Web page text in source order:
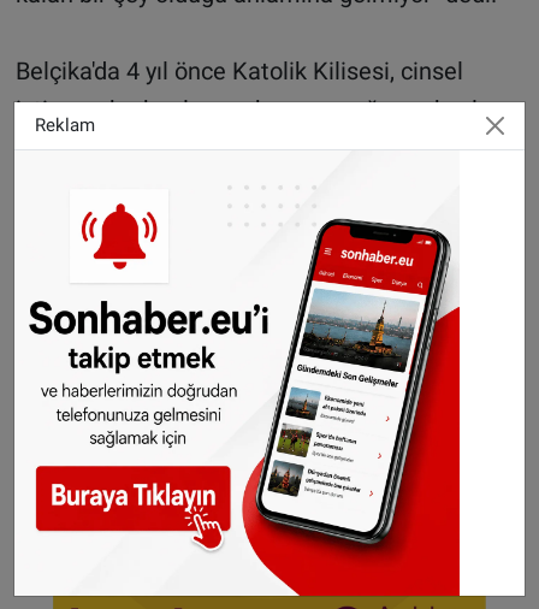
Belçika'da 4 yıl önce Katolik Kilisesi, cinsel
istismar kurbanlarının başvuracağı merkezler
açmış ve özel şikayet hatları belirlemişti.
Kiliseye güvenini yitirenlerin başvurması için de
cinsel istismar şikayetlerinin yürütmesiyle ilgili
meclis komisyonunun isteği üzerine başvuru
merkezi oluşturulmuştu.
Reklam